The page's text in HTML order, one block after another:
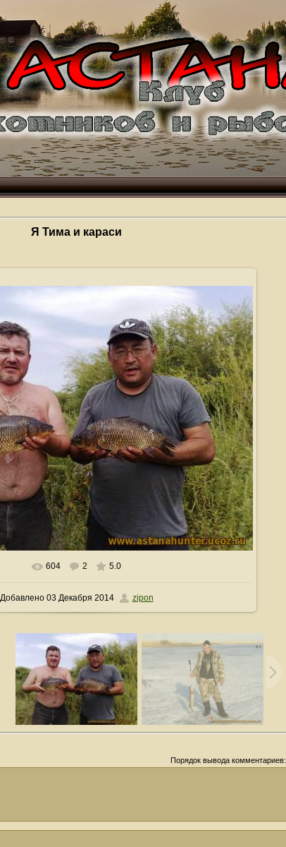
Я Тима и караси
В реальном размере 640x480
604 2 5.0
Добавлено03 Декабря 2014 zipon
Порядок вывода комментариев: